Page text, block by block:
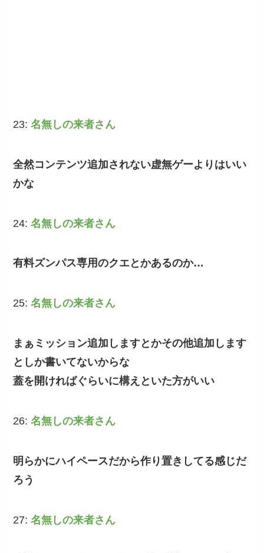
23:名無しの来者さん
全然コンテンツ追加されない虚無ゲーよりはいい
かな
24:名無しの来者さん
有料ズンパス専用のクエとかあるのか…
25:名無しの来者さん
まぁミッション追加しますとかその他追加します
としか書いてないからな
蓋を開ければぐらいに構えといた方がいい
26:名無しの来者さん
明らかにハイペースだから作り置きしてる感じだ
ろう
27:名無しの来者さん